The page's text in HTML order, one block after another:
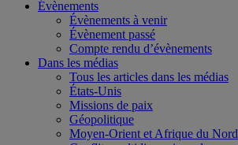
Évènements
Évènements à venir
Évènement passé
Compte rendu d’évènements
Dans les médias
Tous les articles dans les médias
États-Unis
Missions de paix
Géopolitique
Moyen-Orient et Afrique du Nord